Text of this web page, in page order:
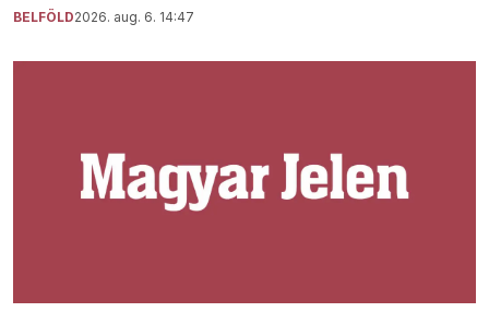
BELFÖLD2026. aug. 6. 14:47